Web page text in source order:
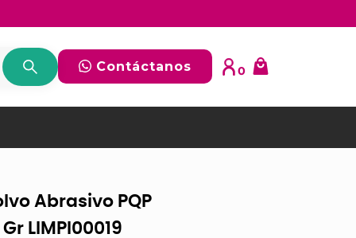
Contáctanos 0
Abrasivo PQP
LIMPI00019